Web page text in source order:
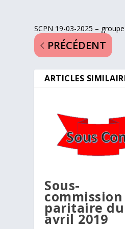
SCPN 19-03-2025 –
PRÉCÉDENT
ARTICLES
Sous-
commission
paritaire du
avril 2019